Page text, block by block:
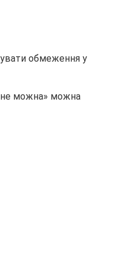
обмеження у
не можна» можна